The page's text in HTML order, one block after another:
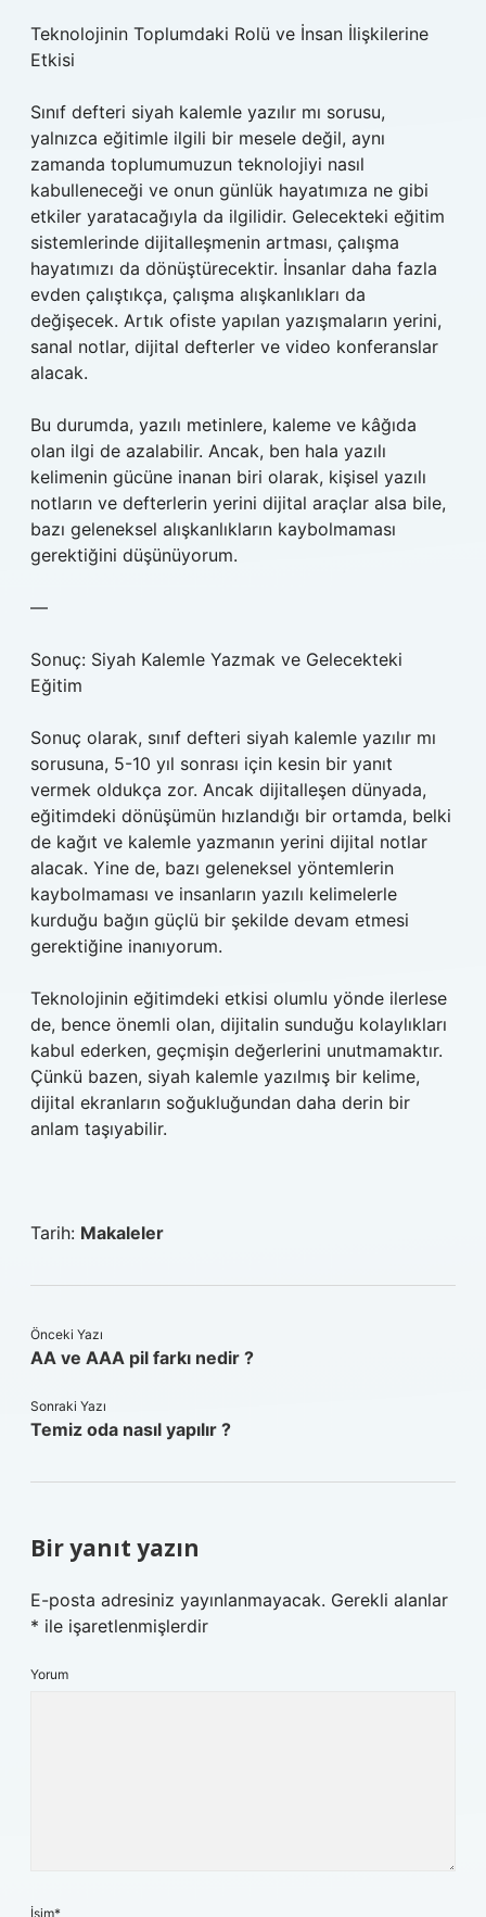
Teknolojinin Toplumdaki Rolü ve İnsan İlişkilerine
Etkisi
Sınıf defteri siyah kalemle yazılır mı sorusu,
yalnızca eğitimle ilgili bir mesele değil, aynı
zamanda toplumumuzun teknolojiyi nasıl
kabulleneceği ve onun günlük hayatımıza ne gibi
etkiler yaratacağıyla da ilgilidir. Gelecekteki eğitim
sistemlerinde dijitalleşmenin artması, çalışma
hayatımızı da dönüştürecektir. İnsanlar daha fazla
evden çalıştıkça, çalışma alışkanlıkları da
değişecek. Artık ofiste yapılan yazışmaların yerini,
sanal notlar, dijital defterler ve video konferanslar
alacak.
Bu durumda, yazılı metinlere, kaleme ve kâğıda
olan ilgi de azalabilir. Ancak, ben hala yazılı
kelimenin gücüne inanan biri olarak, kişisel yazılı
notların ve defterlerin yerini dijital araçlar alsa bile,
bazı geleneksel alışkanlıkların kaybolmaması
gerektiğini düşünüyorum.
—
Sonuç: Siyah Kalemle Yazmak ve Gelecekteki
Eğitim
Sonuç olarak, sınıf defteri siyah kalemle yazılır mı
sorusuna, 5-10 yıl sonrası için kesin bir yanıt
vermek oldukça zor. Ancak dijitalleşen dünyada,
eğitimdeki dönüşümün hızlandığı bir ortamda, belki
de kağıt ve kalemle yazmanın yerini dijital notlar
alacak. Yine de, bazı geleneksel yöntemlerin
kaybolmaması ve insanların yazılı kelimelerle
kurduğu bağın güçlü bir şekilde devam etmesi
gerektiğine inanıyorum.
Teknolojinin eğitimdeki etkisi olumlu yönde ilerlese
de, bence önemli olan, dijitalin sunduğu kolaylıkları
kabul ederken, geçmişin değerlerini unutmamaktır.
Çünkü bazen, siyah kalemle yazılmış bir kelime,
dijital ekranların soğukluğundan daha derin bir
anlam taşıyabilir.
Tarih: Makaleler
Önceki Yazı
AA ve AAA pil farkı nedir ?
Sonraki Yazı
Temiz oda nasıl yapılır ?
Bir yanıt yazın
E-posta adresiniz yayınlanmayacak. Gerekli alanlar
* ile işaretlenmişlerdir
Yorum
İsim*